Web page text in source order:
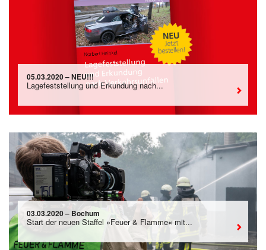
05.03.2020 – NEU!!!
Lagefeststellung und Erkundung nach...
03.03.2020 – Bochum
Start der neuen Staffel »Feuer & Flamme« mit...